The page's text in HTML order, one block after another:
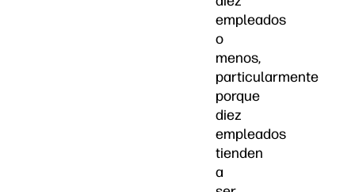
empleados
o
menos,
particularmente
porque
diez
empleados
tienden
a